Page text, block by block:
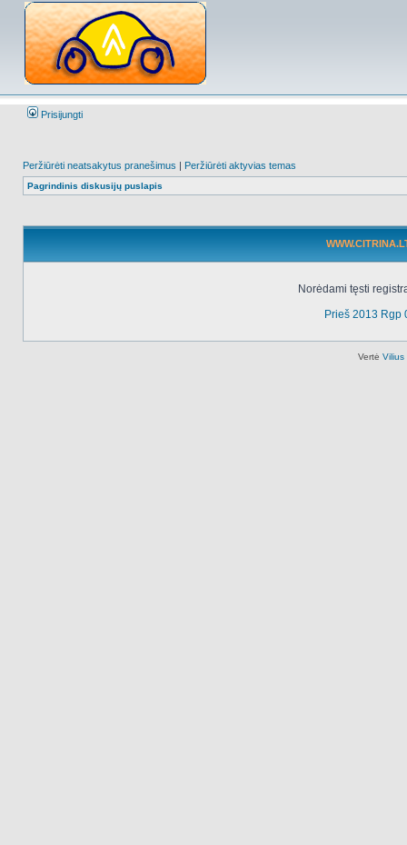
Prisijungti
Peržiūrėti neatsakytus pranešimus | Peržiūrėti aktyvias temas
Pagrindinis diskusijų puslapis
Norėdami tęsti
Prieš 2013 Rgp
Vertė Vilius